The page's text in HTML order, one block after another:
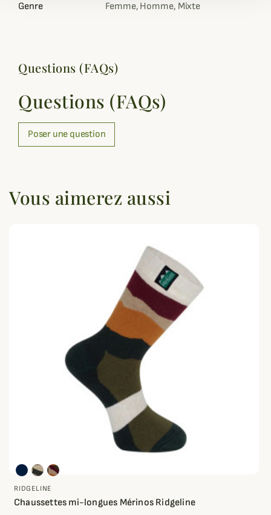
Genre Femme, Homme, Mixte
Questions (FAQs)
Questions (FAQs)
Poser une question
Vous aimerez aussi
RIDGELINE
Chaussettes mi-longues Mérinos Ridgeline